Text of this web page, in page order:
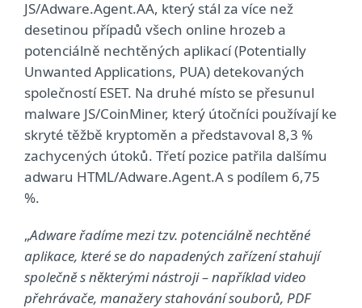
JS/Adware.Agent.AA, který stál za více než
desetinou případů všech online hrozeb a
potenciálně nechtěných aplikací (Potentially
Unwanted Applications, PUA) detekovaných
společností ESET. Na druhé místo se přesunul
malware JS/CoinMiner, který útočníci používají ke
skryté těžbě kryptoměn a představoval 8,3 %
zachycených útoků. Třetí pozice patřila dalšímu
adwaru HTML/Adware.Agent.A s podílem 6,75
%.
„Adware řadíme mezi tzv. potenciálně nechtěné
aplikace, které se do napadených zařízení stahují
společně s některými nástroji – například video
přehrávače, manažery stahování souborů, PDF